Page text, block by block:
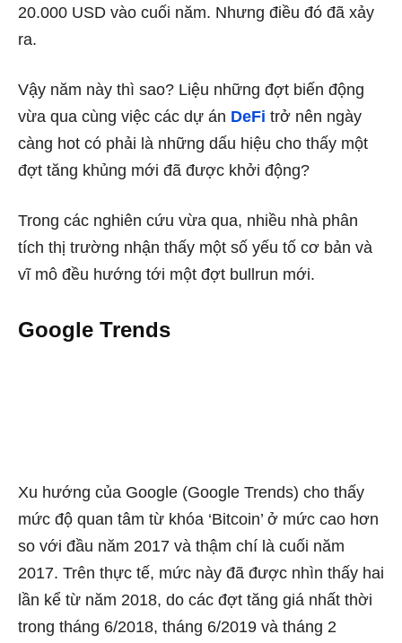
20.000 USD vào cuối năm. Nhưng điều đó đã xảy
ra.
Vậy năm này thì sao? Liệu những đợt biến động
vừa qua cùng việc các dự án DeFi trở nên ngày
càng hot có phải là những dấu hiệu cho thấy một
đợt tăng khủng mới đã được khởi động?
Trong các nghiên cứu vừa qua, nhiều nhà phân
tích thị trường nhận thấy một số yếu tố cơ bản và
vĩ mô đều hướng tới một đợt bullrun mới.
Google Trends
Xu hướng của Google (Google Trends) cho thấy
mức độ quan tâm từ khóa ‘Bitcoin’ ở mức cao hơn
so với đầu năm 2017 và thậm chí là cuối năm
2017. Trên thực tế, mức này đã được nhìn thấy hai
lần kể từ năm 2018, do các đợt tăng giá nhất thời
trong tháng 6/2018, tháng 6/2019 và tháng 2